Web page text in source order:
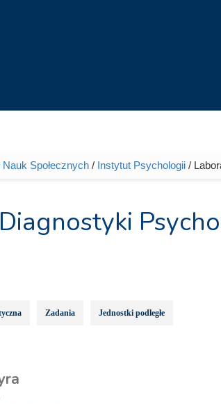
Nauk Społecznych/ Instytut Psychologii/
Zadania Jednostki podległe